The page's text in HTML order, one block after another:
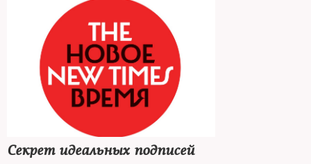
Секрет идеальных подписей